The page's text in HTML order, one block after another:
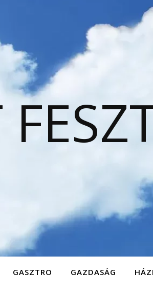
GASZTRO GAZDASÁG